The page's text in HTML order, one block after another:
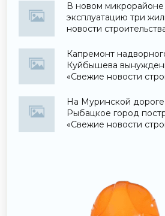
В новом
эксплуатацию три
новости
Капремонт
Куйбышева
«Свежие новости
На Муринской
Рыбацкое город
«Свежие новости